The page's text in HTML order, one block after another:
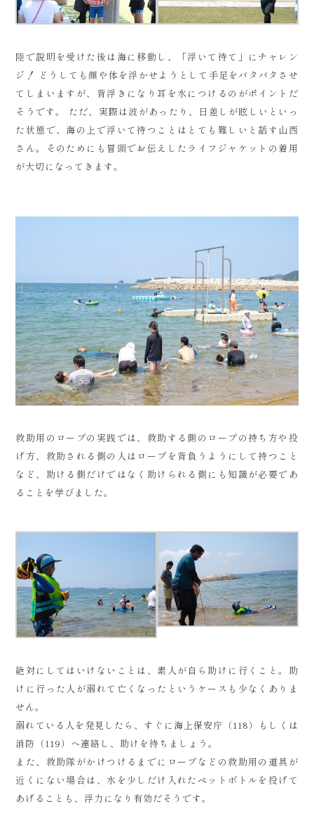
陸で説明を受けた後は海に移動し、「浮いて待て」にチャレン
ジ！ どうしても顔や体を浮かせようとして手足をバタバタさせ
てしまいますが、背浮きになり耳を水につけるのがポイントだ
そうです。 ただ、実際は波があったり、日差しが眩しいといっ
た状態で、海の上で浮いて待つことはとても難しいと話す山西
さん。そのためにも冒頭でお伝えしたライフジャケットの着用
が大切になってきます。
救助用のロープの実践では、救助する側のロープの持ち方や投
げ方、救助される側の人はロープを背負うようにして持つこと
など、助ける側だけではなく助けられる側にも知識が必要であ
ることを学びました。
絶対にしてはいけないことは、素人が自ら助けに行くこと。助
けに行った人が溺れて亡くなったというケースも少なくありま
せん。
溺れている人を発見したら、すぐに海上保安庁（118）もしくは
消防（119）へ連絡し、助けを待ちましょう。
また、救助隊がかけつけるまでにロープなどの救助用の道具が
近くにない場合は、水を少しだけ入れたペットボトルを投げて
あげることも、浮力になり有効だそうです。